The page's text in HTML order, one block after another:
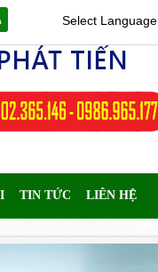
TIN TỨC LIÊN HỆ
Select Language